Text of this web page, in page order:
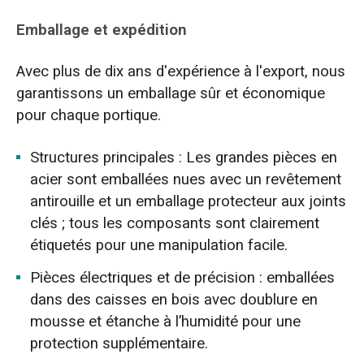
Emballage et expédition
Avec plus de dix ans d'expérience à l'export, nous
garantissons un emballage sûr et économique
pour chaque portique.
Structures principales : Les grandes pièces en
acier sont emballées nues avec un revêtement
antirouille et un emballage protecteur aux joints
clés ; tous les composants sont clairement
étiquetés pour une manipulation facile.
Pièces électriques et de précision : emballées
dans des caisses en bois avec doublure en
mousse et étanche à l’humidité pour une
protection supplémentaire.